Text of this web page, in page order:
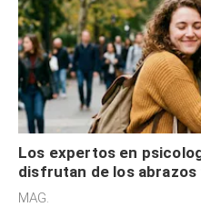
Los expertos en
disfrutan de los abrazos
sensibilidad a los
MAG.